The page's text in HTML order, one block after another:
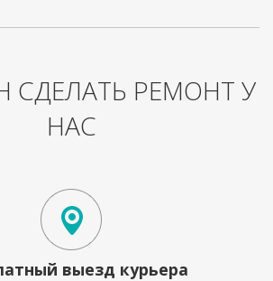
СДЕЛАТЬ РЕМОНТ У
НАС
выезд курьера